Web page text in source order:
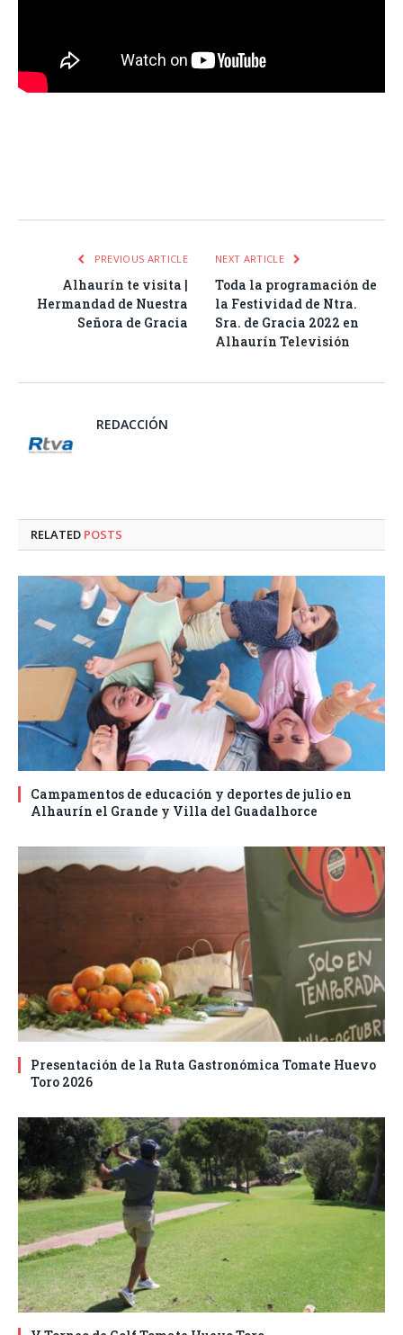
PREVIOUS ARTICLE
Alhaurín te visita |
Hermandad de Nuestra
Señora de Gracia
NEXT ARTICLE
Toda la programación de
la Festividad de Ntra.
Sra. de Gracia 2022 en
Alhaurín Televisión
REDACCIÓN
RELATED POSTS
Campamentos de educación y deportes de julio en
Alhaurín el Grande y Villa del Guadalhorce
Presentación de la Ruta Gastronómica Tomate Huevo
Toro 2026